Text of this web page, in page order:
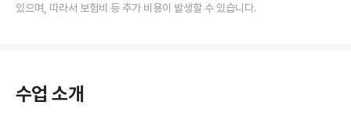
있으며, 따라서 보험비 등 추가 비용이 발생할 수 있습니다.
수업 소개